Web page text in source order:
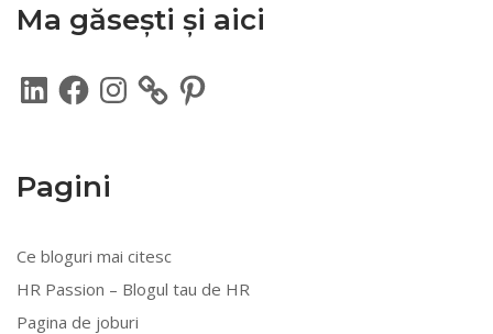
Ma găsești și aici
LinkedInFacebookInstagram Pinterest
Pagini
Ce bloguri mai citesc
HR Passion – Blogul tau de HR
Pagina de joburi